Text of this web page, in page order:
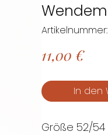
11,00 €
Größe 52/54